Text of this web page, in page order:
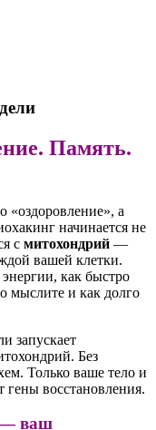
Память.
«оздоровление», а
начинается не
с митохондрий —
вашей клетки.
как быстро
мыслите и как долго
запускает
Без
Только ваше тело и
гены восстановления.
— ваш